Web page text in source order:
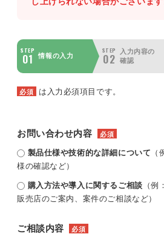
STEP
01 情報の入力
STEP
02
入力内容の
確認
必須 は入力必須項目です。
お問い合わせ内容 必須
製品仕様や技術的な詳細について
様の確認など）
購入方法や導入に関するご相談 （
販売店のご案内、案件のご相談など）
ご相談内容 必須